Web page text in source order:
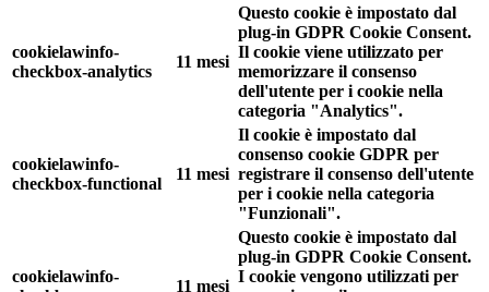
cookielawinfo-
checkbox-analytics
11 mesi
Questo cookie è impostato dal
plug-in GDPR Cookie Consent.
Il cookie viene utilizzato per
memorizzare il consenso
dell'utente per i cookie nella
categoria "Analytics".
cookielawinfo-
checkbox-functional
11 mesi
Il cookie è impostato dal
consenso cookie GDPR per
registrare il consenso dell'utente
per i cookie nella categoria
"Funzionali".
cookielawinfo-
11 mesi
Questo cookie è impostato dal
plug-in GDPR Cookie Consent.
I cookie vengono utilizzati per